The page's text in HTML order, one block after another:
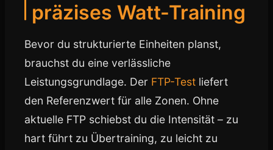
präzises Watt-Training
Bevor du strukturierte Einheiten planst,
brauchst du eine verlässliche
Leistungsgrundlage. Der FTP-Test liefert
den Referenzwert für alle Zonen. Ohne
aktuelle FTP schiebst du die Intensität – zu
hart führt zu Übertraining, zu leicht zu